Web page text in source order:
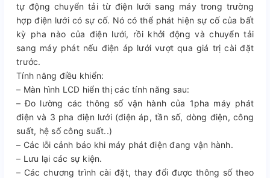
tự động chuyển tải từ điện lưới sang máy trong trường
hợp điện lưới có sự cố. Nó có thể phát hiện sự cố của bất
kỳ pha nào của điện lưới, rồi khởi động và chuyển tải
sang máy phát nếu điện áp lưới vượt qua giá trị cài đặt
trước.
Tính năng điều khiển:
– Màn hình LCD hiển thị các tính năng sau:
– Đo lường các thông số vận hành của 1pha máy phát
điện và 3 pha điện lưới (điện áp, tần số, dòng điện, công
suất, hệ số công suất..)
– Các lỗi cảnh báo khi máy phát điện đang vận hành.
– Lưu lại các sự kiện.
– Các chương trình cài đặt, thay đổi được thông số theo